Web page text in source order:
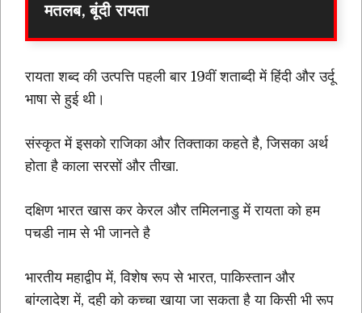
मतलब, बूंदी रायता
रायता शब्द की उत्पत्ति पहली बार 19वीं शताब्दी में हिंदी और उर्दू
भाषा से हुई थी।
संस्कृत में इसको राजिका और तिक्ताका कहते है, जिसका अर्थ
होता है काला सरसों और तीखा.
दक्षिण भारत खास कर केरल और तमिलनाडु में रायता को हम
पचडी नाम से भी जानते है
भारतीय महाद्वीप में, विशेष रूप से भारत, पाकिस्तान और
बांग्लादेश में, दही को कच्चा खाया जा सकता है या किसी भी रूप